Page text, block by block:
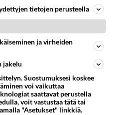
tietojen perusteella
ja virheiden
jakelu
Suostumuksesi koskee
voi vaikuttaa
saattavat perustella
voit vastustaa tätä tai
"Asetukset" linkkiä.